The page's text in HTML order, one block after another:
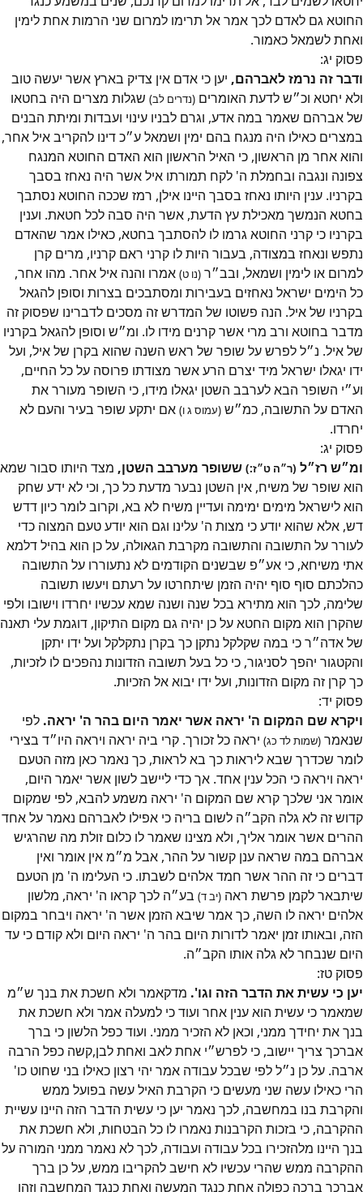
החוטא גם לאדם לכך אמר אל תרימו למרום שני הרמות אחת לימין
ואחת לשמאל כאמור.
פסוק יג:
ודבר זה נרמז לאברהם, יען כי אדם אין צדיק בארץ אשר יעשה טוב
ולא יחטא וכ״ש לדעת האומרים (נדרים לב) שגלות מצרים היה בחטאו
של אברהם שאמר במה אדע, וגרם לבניו עינוי ועבדות ומיתת הבנים
במצרים כאילו היה מנגח בהם ימין ושמאל ע״כ דינו להקריב איל אחר,
והוא אחר מן הראשון, כי האיל הראשון הוא האדם החוטא המנגח
צפונה ונגבה ובחמלת ה' לקח תמורתו איל אשר היה נאחז בסבך
בקרניו. ענין היותו נאחז בסבך היינו אילן, רמז שככה החוטא נסתבך
בחטא הנמשך מאכילת עץ הדעת, אשר היה סבה לכל חטאת. וענין
בקרניו כי קרני החוטא גרמו לו להסתבך בחטא, כאילו אמר שהאדם
נתפש ונאחז במצודה, בעבור היות לו קרני ראם קרניו, מרים קרן
למרום או לימין ושמאל, ובב״ר (נו ט) אמרו והנה איל אחר. מהו אחר,
כל הימים ישראל נאחזים בעבירות ומסתבכים בצרות וסופן להגאל
בקרניו של איל. הנה פשוטו של המדרש זה מסכים לדברינו שפסוק זה
מדבר בחוטא ורב מרי אשר קרנים מידו לו. ומ״ש וסופן להגאל בקרניו
של איל. נ״ל לפרש על שופר של ראש השנה שהוא בקרן של איל, ועל
ידו יגאלו ישראל מיד יצרם הרע אשר מצודתו פרוסה על כל החיים,
וע״י השופר הבא לערבב השטן יגאלו מידו, כי השופר מעורר את
האדם על התשובה, כמ״ש (עמוס ג ו) אם יתקע שופר בעיר והעם לא
יחרדו.
פסוק יג:
ומ״ש רז״ל (ר״ה ט״ז:) ששופר מערבב השטן, מצד היותו סבור שמא
הוא שופר של משיח, אין השטן נבער מדעת כל כך, וכי לא ידע שחק
הוא לישראל מימים ימימה ועדיין משיח לא בא, וקרוב לומר כיון דדש
דש, אלא שהוא יודע כי מצות ה' עלינו וגם הוא יודע טעם המצוה כדי
לעורר על התשובה והתשובה מקרבת הגאולה, על כן הוא בהיל דלמא
אתי משיחא, כי אע״פ שבשנים הקודמים לא נתעוררו על התשובה
כהלכתם סוף סוף יהיה הזמן שיתחרטו על רעתם ויעשו תשובה
שלימה, לכך הוא מתירא בכל שנה ושנה שמא עכשיו יחרדו וישובו ולפי
שהקרן הוא מקום החטא על כן יהיה גם מקום התיקון, דוגמת עלי תאנה
של אדה״ר כי במה שקלקל נתקן כך בקרן נתקלקל ועל ידו יתקן
והקטגור יהפך לסניגור, כי כל בעל תשובה הזדונות נהפכים לו לזכיות,
כך קרן זה מקום הזדונות, ועל ידו יבוא אל הזכיות.
פסוק יד:
ויקרא שם המקום ה' יראה אשר יאמר היום בהר ה' יראה. לפי
שנאמר (שמות לד כג) יראה כל זכורך. קרי ביה יראה ויראה היו״ד בצירי
לומר שכדרך שבא ליראות כך בא לראות, כך נאמר כאן מזה הטעם
יראה ויראה כי הכל ענין אחד. אך כדי ליישב לשון אשר יאמר היום,
אומר אני שלכך קרא שם המקום ה' יראה משמע להבא, לפי שמקום
קדוש זה לא גלה הקב״ה לשום בריה כי אפילו לאברהם נאמר על אחד
ההרים אשר אומר אליך, ולא מצינו שאמר לו כלום זולת מה שהרגיש
אברהם במה שראה ענן קשור על ההר, אבל מ״מ אין אומר ואין
דברים כי זה ההר אשר חמד אלהים לשבתו. כי העלימו ה' מן הטעם
שיתבאר לקמן פרשת ראה (יב ד) בע״ה לכך קראו ה' יראה, מלשון
אלהים יראה לו השה, כך אמר שיבא הזמן אשר ה' יראה ויבחר במקום
הזה, ובאותו זמן יאמר לדורות היום בהר ה' יראה היום ולא קודם כי עד
היום שנבחר לא גלה אותו הקב״ה.
פסוק טז:
יען כי עשית את הדבר הזה וגו'. מדקאמר ולא חשכת את בנך ש״מ
שמאמר כי עשית הוא ענין אחר ועוד כי למעלה אמר ולא חשכת את
בנך את יחידך ממני, וכאן לא הזכיר ממני. ועוד כפל הלשון כי ברך
אברכך צריך יישוב, כי לפרש״י אחת לאב ואחת לבן,קשה כפל הרבה
ארבה. על כן נ״ל לפי שבכל עבודה אמר יהי רצון כאילו בני שחוט כו'
הרי כאילו עשה שני מעשים כי הקרבת האיל עשה בפועל ממש
והקרבת בנו במחשבה, לכך נאמר יען כי עשית הדבר הזה היינו עשיית
ההקרבה, כי בזכות הקרבנות נאמרו לו כל הבטחות, ולא חשכת את
בנך היינו מלהזכירו בכל עבודה ועבודה, לכך לא נאמר ממני המורה על
ההקרבה ממש שהרי עכשיו לא חישב להקריבו ממש, על כן ברך
אברכך ברכה כפולה אחת כנגד המעשה ואחת כנגד המחשבה וזהו